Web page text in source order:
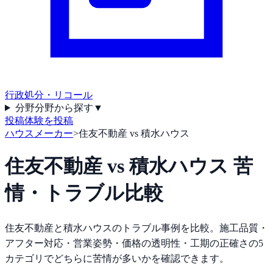
行政処分・リコール
分野分野から探す ▼
投稿体験を投稿
ハウスメーカー>住友不動産 vs 積水ハウス
住友不動産 vs 積水ハウス 苦
情・トラブル比較
住友不動産と積水ハウスのトラブル事例を比較。施工品質・
アフター対応・営業姿勢・価格の透明性・工期の正確さの5
カテゴリでどちらに苦情が多いかを確認できます。